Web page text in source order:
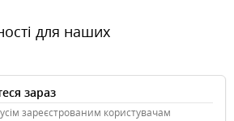
для наших
зараз
зареєстрованим користувачам